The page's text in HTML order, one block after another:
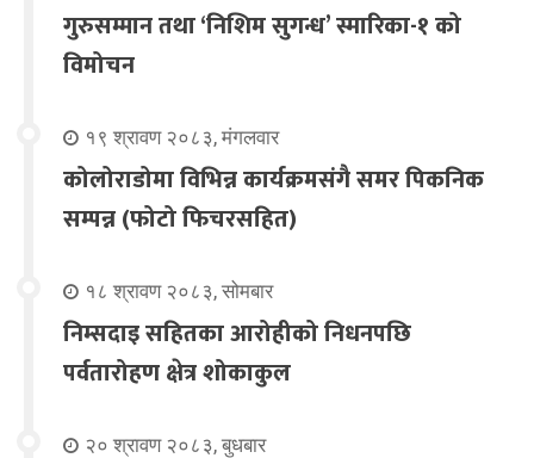
गुरुसम्मान तथा ‘निशिम सुगन्ध’ स्मारिका-१ को
विमोचन
१९ श्रावण २०८३, मंगलवार
कोलोराडोमा विभिन्न कार्यक्रमसंगै समर पिकनिक
सम्पन्न (फोटो फिचरसहित)
१८ श्रावण २०८३, सोमबार
निम्सदाइ सहितका आरोहीको निधनपछि
पर्वतारोहण क्षेत्र शोकाकुल
२० श्रावण २०८३, बुधबार